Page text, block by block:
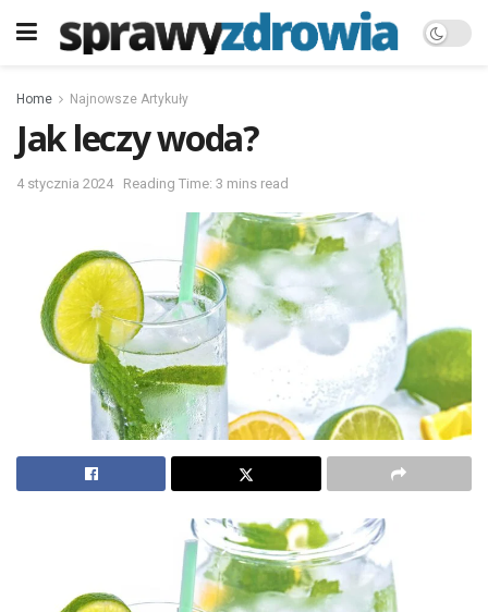
Home Najnowsze Artykuły
Jak leczy woda?
4 stycznia 2024 Reading Time: 3 mins read